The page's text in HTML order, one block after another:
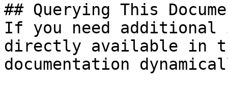
## Querying This
If you need
directly available in
documentation